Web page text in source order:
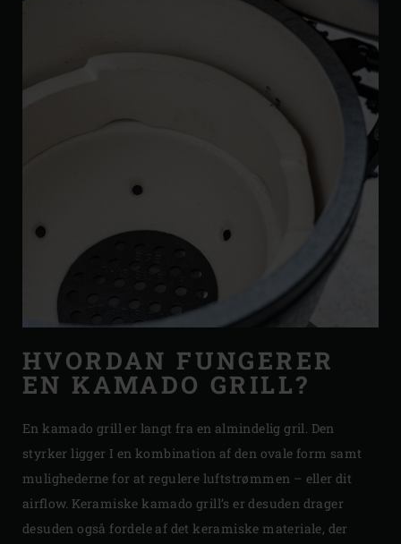
HVORDAN FUNGERER
EN KAMADO GRILL?
En kamado grill er langt fra en almindelig gril. Den
styrker ligger I en kombination af den ovale form samt
mulighederne for at regulere luftstrømmen – eller dit
airflow. Keramiske kamado grill’s er desuden drager
desuden også fordele af det keramiske materiale, der